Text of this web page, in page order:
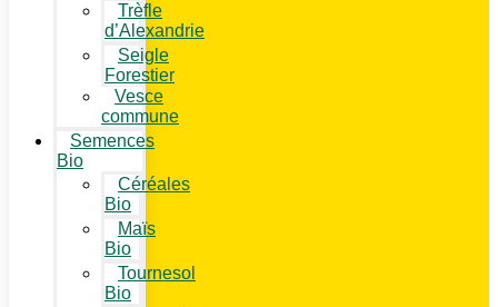
Trèfle
d’Alexandrie
Seigle
Forestier
Vesce
commune
Semences
Bio
Céréales
Bio
Maïs
Bio
Tournesol
Bio